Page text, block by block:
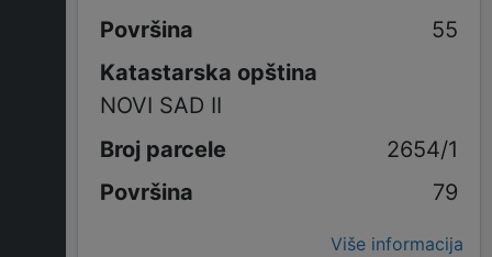
55
Katastarska opština
NOVI SAD II
2654/1
79
Više informacija